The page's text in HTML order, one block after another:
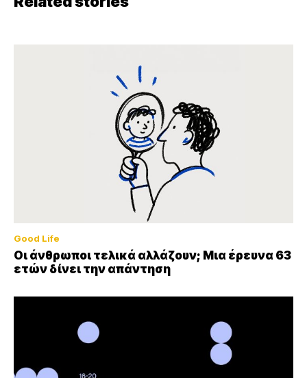
Good Life
Οι άνθρωποι τελικά αλλάζουν; Μια έρευνα 63
ετών δίνει την απάντηση